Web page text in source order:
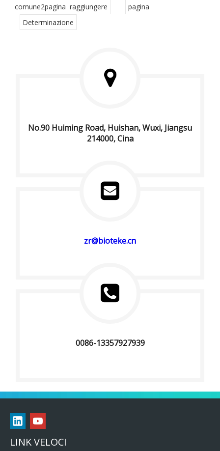
comune2pagina raggiungere
pagina
Determinazione
No.90 Huiming Road, Huishan, Wuxi, Jiangsu
214000, Cina
zr@bioteke.cn
0086-13357927939
LINK VELOCI